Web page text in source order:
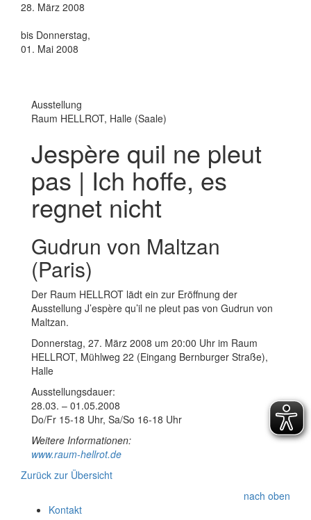
28. März 2008
bis Donnerstag,
01. Mai 2008
Ausstellung
Raum HELLROT, Halle (Saale)
Jespère quil ne pleut
pas | Ich hoffe, es
regnet nicht
Gudrun von Maltzan
(Paris)
Der Raum HELLROT lädt ein zur Eröffnung der
Ausstellung J’espère qu’il ne pleut pas von Gudrun von
Maltzan.
Donnerstag, 27. März 2008 um 20:00 Uhr im Raum
HELLROT, Mühlweg 22 (Eingang Bernburger Straße),
Halle
Ausstellungsdauer:
28.03. – 01.05.2008
Do/Fr 15-18 Uhr, Sa/So 16-18 Uhr
Weitere Informationen:
www.raum-hellrot.de
Zurück zur Übersicht
nach oben
Kontakt